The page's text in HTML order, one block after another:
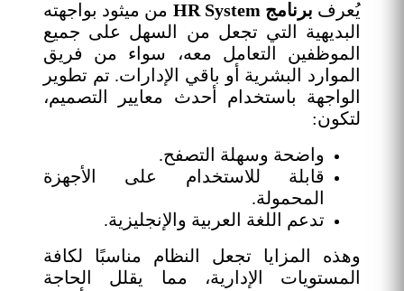
يُعرف برنامج HR System
من ميثود بواجهته
البديهية التي تجعل من السهل على جميع
الموظفين التعامل معه، سواء من فريق
الموارد البشرية أو باقي الإدارات. تم تطوير
الواجهة باستخدام أحدث معايير التصميم،
لتكون:
واضحة وسهلة التصفح.
قابلة للاستخدام على الأجهزة
المحمولة.
تدعم اللغة العربية والإنجليزية.
وهذه المزايا تجعل النظام مناسبًا لكافة
المستويات الإدارية، مما يقلل الحاجة